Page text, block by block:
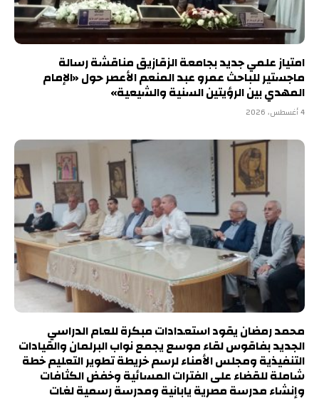
امتياز علمي جديد بجامعة الزقازيق مناقشة رسالة
ماجستير للباحث عمرو عبد المنعم الأعصر حول «الإمام
المهدي بين الرؤيتين السنية والشيعية»
4 أغسطس، 2026
محمد رمضان يقود استعدادات مبكرة للعام الدراسي
الجديد بفاقوس لقاء موسع يجمع نواب البرلمان والقيادات
التنفيذية ومجلس الأمناء لرسم خريطة تطوير التعليم خطة
شاملة للقضاء على الفترات المسائية وخفض الكثافات
وإنشاء مدرسة مصرية يابانية ومدرسة رسمية لغات